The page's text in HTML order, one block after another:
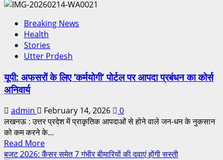
Breaking News
Health
Stories
Utter Prdesh
यूपी: अफसरों के लिए ‘कर्मयोगी’ पोर्टल पर आपदा प्रबंधन का कोर्स
अनिवार्य
admin February 14, 2026
0
लखनऊ : उत्तर प्रदेश में प्राकृतिक आपदाओं से होने वाले जन-धन के नुकसान
को कम करने के...
Read More
बजट 2026: कैंसर समेत 7 गंभीर बीमारियों की दवाएं होंगी सस्ती